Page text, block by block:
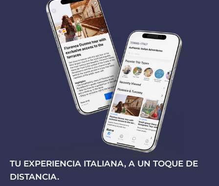
TU EXPERIENCIA ITALIANA, A UN TOQUE DE
DISTANCIA.